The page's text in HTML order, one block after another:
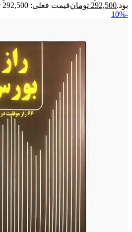
بود.292,500 تومانقیمت فعلی: 292,500 تومان.
-10%